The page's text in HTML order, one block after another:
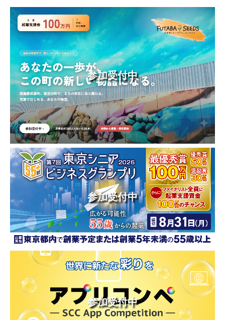
参加受付中
参加受付中
参加受付中